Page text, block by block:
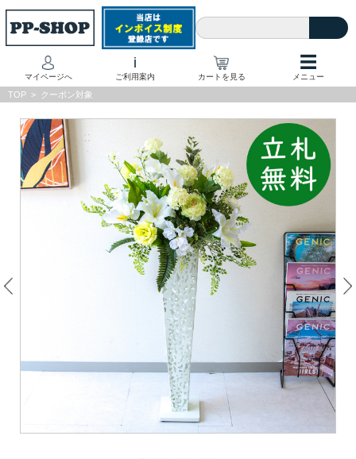
マイページへ
i
ご利用案内 カートを見る
☰
メニュー
TOP > クーポン対象